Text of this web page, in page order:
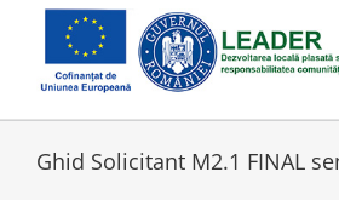
Ghid Solicitant M2.1 FINAL